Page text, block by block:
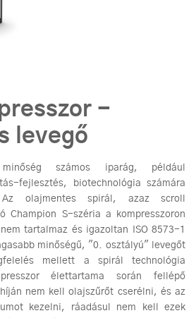
-
levegő
számos iparág, például
fejlesztés, biotechnológia számára
olajmentes spirál, azaz scroll
Champion S-széria a kompresszoron
tartalmaz és igazoltan ISO 8573-1
minőségű, "0. osztályú" levegőt
mellett a spirál technológia
élettartama során fellépő
nem kell olajszűrőt cserélni, és az
kezelni, ráadásul nem kell ezek